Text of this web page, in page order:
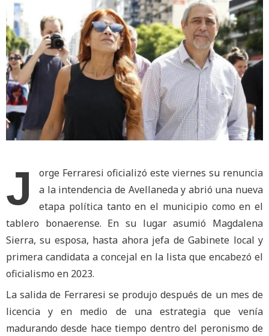
J
orge Ferraresi oficializó este viernes su renuncia
a la intendencia de Avellaneda y abrió una nueva
etapa política tanto en el municipio como en el
tablero bonaerense. En su lugar asumió Magdalena
Sierra, su esposa, hasta ahora jefa de Gabinete local y
primera candidata a concejal en la lista que encabezó el
oficialismo en 2023.
La salida de Ferraresi se produjo después de un mes de
licencia y en medio de una estrategia que venía
madurando desde hace tiempo dentro del peronismo de